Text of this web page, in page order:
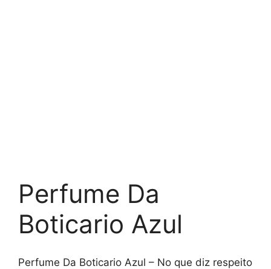
Perfume Da
Boticario Azul
Perfume Da Boticario Azul – No que diz respeito